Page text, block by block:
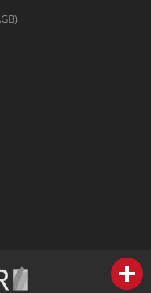
FACHBERATER